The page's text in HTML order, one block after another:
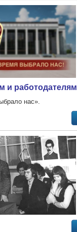
и работодателям
нас».